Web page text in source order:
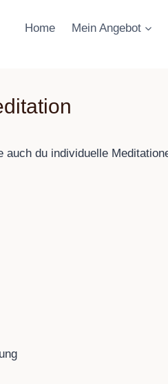
Home Mein Angebot
du individuelle